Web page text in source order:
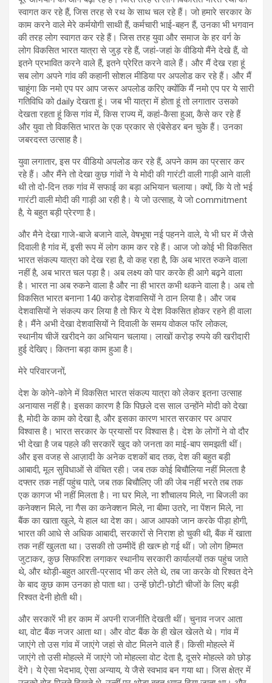
स्वागत कर रहे हैं, जिस तरह से रथ के साथ चल रहे हैं। जो हमारे सरकार के
काम करने वाले मेरे कर्मयोगी साथी हैं, कर्मचारी भाई-बहन हैं, उनका भी भगवान
की तरह लोग स्‍वागत कर रहे हैं। जिस तरह युवा और समाज के हर वर्ग के
लोग विकसित भारत यात्रा से जुड़ रहे हैं, जहां-जहां के वीडियो मैंने देखे हैं, वो
इतने प्रभावित करने वाले हैं, इतने प्रेरित करने वाले हैं। और मैं देख रहा हूं
सब लोग अपने गांव की कहानी सोशल मीडिया पर अपलोड कर रहे हैं। और मैं
चाहूंगा कि नमो एप पर आप जरूर अपलोड करिए क्‍योंकि मैं नमो एप पर ये सारी
गतिविधि को daily देखता हूं। जब भी यात्रा में होता हूं तो लगातार उसको
देखता रहता हूं किस गांव में, किस राज्‍य में, कहां-कैसा हुआ, कैसे कर रहे हैं
और युवा तो विकसित भारत के एक प्रकार से एंबेसेडर बन चुके हैं। उनका
जबरदस्त उत्साह है।
युवा लगातार, इस पर वीडियो अपलोड कर रहे हैं, अपने काम का प्रसार कर
रहे हैं। और मैंने तो देखा कुछ गांवों ने ये मोदी की गारंटी वाली गाड़ी आने वाली
थी तो दो-दिन तक गांव में सफाई का बड़ा अभियान चलाया। क्‍यों, कि ये तो भई
गारंटी वाली मोदी की गाड़ी आ रही है। ये जो उत्‍साह, ये जो commitment
है, ये बहुत बड़ी प्रेरणा है।
और मैने देखा गाजे-बाजे बजाने वाले, वेषभूषा नई पहनने वाले, ये भी घर में जैसे
दिवाली है गांव में, इसी रूप में लोग काम कर रहे हैं। आज जो कोई भी विकसित
भारत संकल्प यात्रा को देख रहा है, वो कह रहा है, कि अब भारत रुकने वाला
नहीं है, अब भारत चल पड़ा है। अब लक्ष्‍य को पार करके ही आगे बढ़ने वाला
है। भारत ना अब रुकने वाला है और ना ही भारत कभी थकने वाला है। अब तो
विकसित भारत बनाना 140 करोड़ देशवासियों ने ठान लिया है। और जब
देशवासियों ने संकल्‍प कर लिया है तो फिर ये देश विकसित होकर रहने ही वाला
है। मैंने अभी देखा देशवासियों ने दिवाली के समय वोकल फॉर लोकल;
स्थानीय चीजें खरीदने का अभियान चलाया। लाखों करोड़ रुपये की खरीदारी
हुई देखिए। कितना बड़ा काम हुआ है।
मेरे परिवारजनों,
देश के कोने-कोने में विकसित भारत संकल्प यात्रा को लेकर इतना उत्साह
अनायास नहीं है। इसका कारण है कि पिछले दस साल उन्‍होंने मोदी को देखा
है, मोदी के काम को देखा है, और इसका कारण भारत सरकार पर अपार
विश्‍वास है। भारत सरकार के प्रयासों पर विश्‍वास है। देश के लोगों ने वो दौर
भी देखा है जब पहले की सरकारें खुद को जनता का माई-बाप समझती थीं।
और इस वजह से आज़ादी के अनेक दशकों बाद तक, देश की बहुत बड़ी
आबादी, मूल सुविधाओं से वंचित रही। जब तक कोई बिचौलिया नहीं मिलता है
दफ्तर तक नहीं पहुंच पाते, जब तक बिचौलिए जी की जेब नहीं भरते तब तक
एक कागज भी नहीं मिलता है। ना घर मिले, ना शौचालय मिले, ना बिजली का
कनेक्शन मिले, ना गैस का कनेक्शन मिले, ना बीमा उतरे, ना पेंशन मिले, ना
बैंक का खाता खुले, ये हाल था देश का। आज आपको जान करके पीड़ा होगी,
भारत की आधे से अधिक आबादी, सरकारों से निराश हो चुकी थी, बैंक में खाता
तक नहीं खुलता था। उसकी तो उम्‍मीदें ही खत्‍म्‍ हो गई थीं। जो लोग हिम्मत
जुटाकर, कुछ सिफारिश लगाकर स्थानीय सरकारी कार्यालयों तक पहुंच जाते
थे, और थोड़ी-बहुत आरती-प्रसाद भी कर लेते थे, तब जा करके वो रिश्‍वत देने
के बाद कुछ काम उनका हो पाता था। उन्हें छोटी-छोटी चीजों के लिए बड़ी
रिश्वत देनी होती थी।
और सरकारें भी हर काम में अपनी राजनीति देखती थीं। चुनाव नजर आता
था, वोट बैंक नजर आता था। और वोट बैंक के ही खेल खेलते थे। गांव में
जाएंगे तो उस गांव में जाएंगे जहां से वोट मिलने वाले हैं। किसी मोहल्‍ले में
जाएंगे तो उसी मोहल्‍ले में जाएंगे जो मोहल्‍ला वोट देता है, दूसरे मोहल्ले को छोड़
देंगे। ये ऐसा भेदभाव, ऐसा अन्‍याय, ये जैसे स्‍वभाव बन गया था। जिस क्षेत्र में